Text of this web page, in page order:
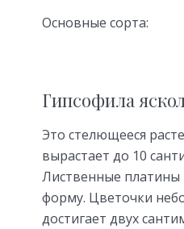
Основные сорта:
Гипсофила
Это стелющееся
вырастает до 10
Лиственные
форму. Цветочки
достигает двух